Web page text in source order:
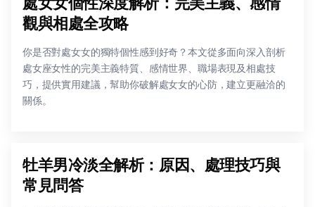
觀與相處全攻略
你是否對處女女的獨特個性感到好奇？本文從多面向深入剖析
處女座女性的完美主義特質、感情世界、職場表現及相處技
巧，提供實用建議，幫助你破解處女女的心防，建立更融洽的
關係。
牡羊男冷淡全解析：原因、處理技巧與
常見問答